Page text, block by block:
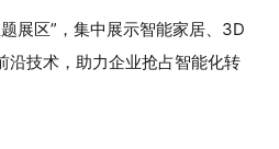
展区”，集中展示智能家居、3D
沿技术，助力企业抢占智能化转